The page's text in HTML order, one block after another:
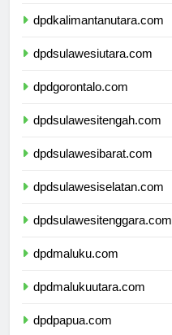
dpdkalimantanutara.com
dpdsulawesiutara.com
dpdgorontalo.com
dpdsulawesitengah.com
dpdsulawesibarat.com
dpdsulawesiselatan.com
dpdsulawesitenggara.com
dpdmaluku.com
dpdmalukuutara.com
dpdpapua.com